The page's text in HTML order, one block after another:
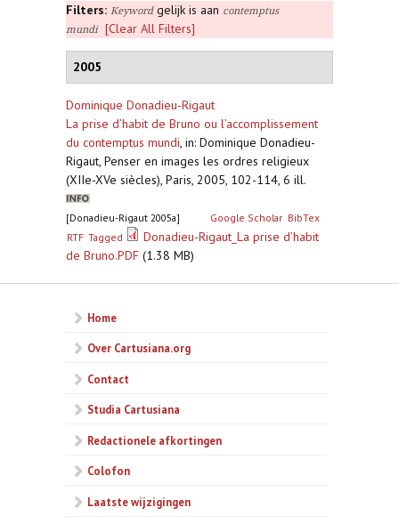
Filters: Keywordgelijk is aan contemptus
mundi
[Clear All Filters]
2005
Dominique Donadieu-Rigaut
La prise d’habit de Bruno ou l’accomplissement
du contemptus mundi, in: Dominique Donadieu-
Rigaut, Penser en images les ordres religieux
(XIIe-XVe siècles), Paris, 2005, 102-114, 6 ill.
[Donadieu-Rigaut 2005a] Google Scholar BibTex
RTF Tagged
Donadieu-Rigaut_La prise d’habit
de Bruno.PDF (1.38 MB)
Home
Over Cartusiana.org
Contact
Studia Cartusiana
Redactionele afkortingen
Colofon
Laatste wijzigingen